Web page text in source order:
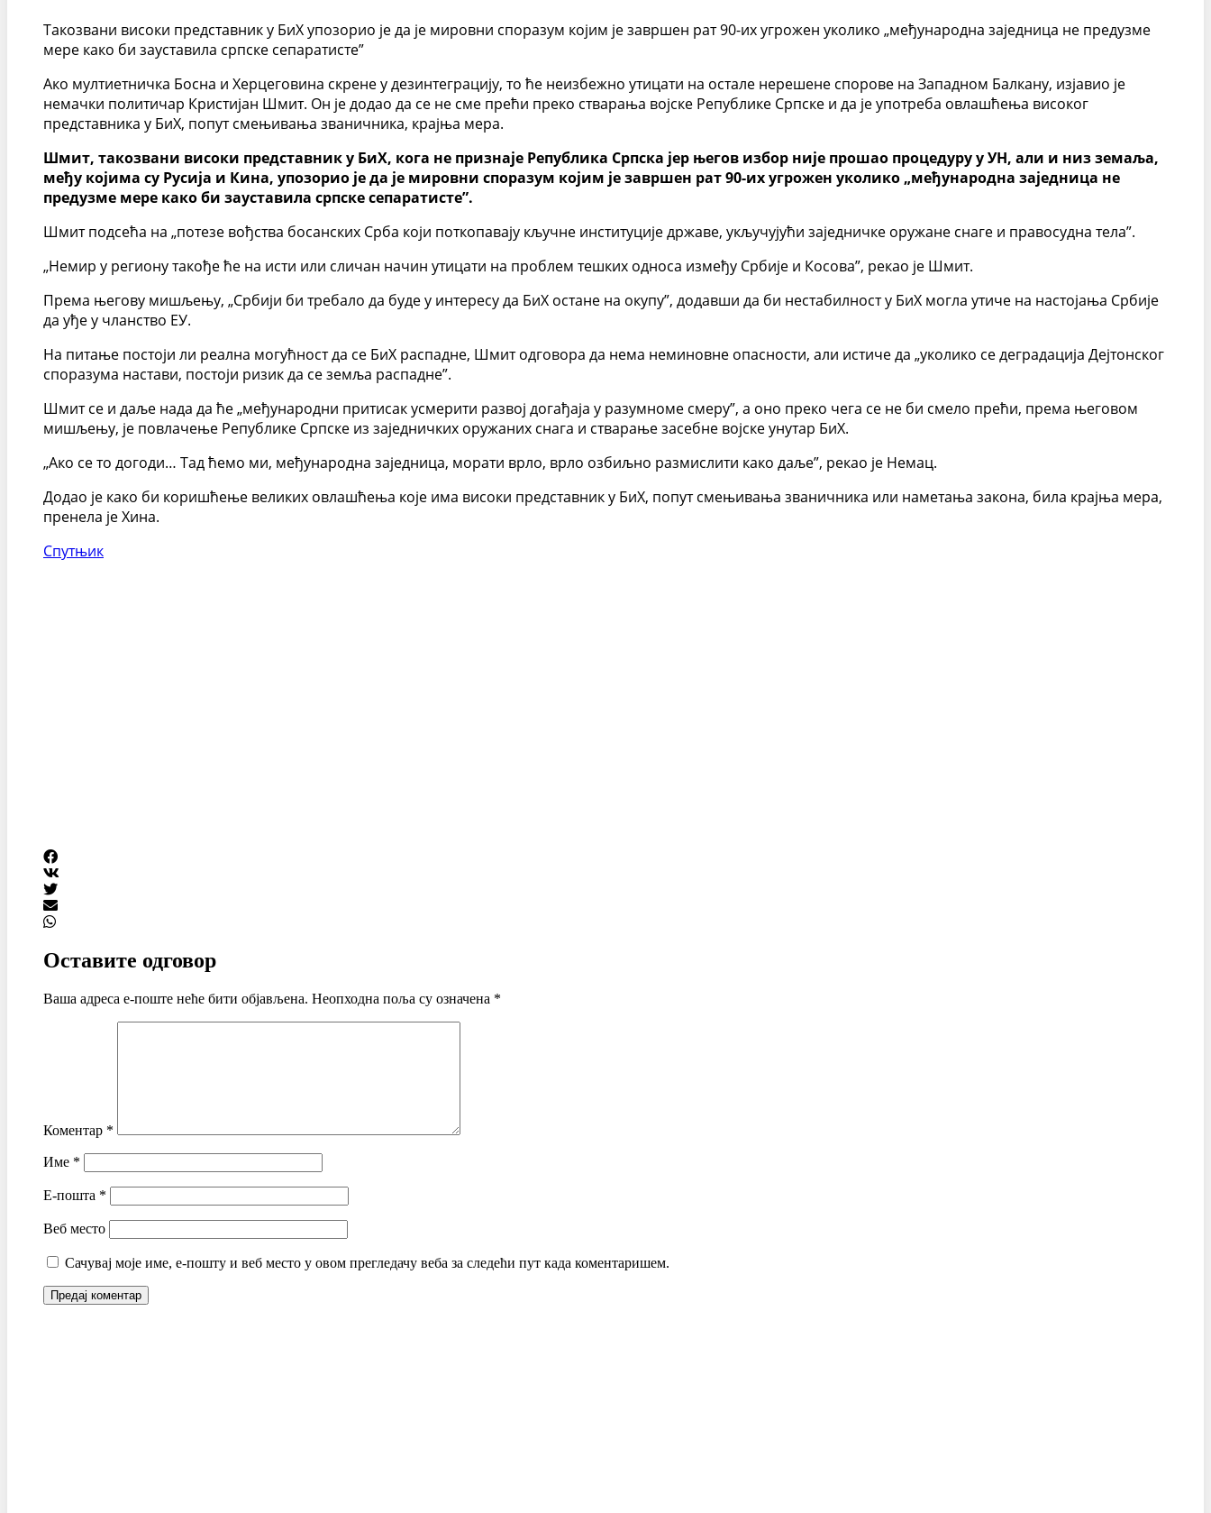
Такозвани високи представник у БиХ упозорио је да је мировни споразум којим је завршен рат 90-их угрожен уколико „међународна заједница не предузме
мере како би зауставила српске сепаратисте”
Ако мултиетничка Босна и Херцеговина скрене у дезинтеграцију, то ће неизбежно утицати на остале нерешене спорове на Западном Балкану, изјавио је
немачки политичар Кристијан Шмит. Он је додао да се не сме прећи преко стварања војске Републике Српске и да је употреба овлашћења високог
представника у БиХ, попут смењивања званичника, крајња мера.
Шмит, такозвани високи представник у БиХ, кога не признаје Република Српска јер његов избор није прошао процедуру у УН, али и низ земаља,
међу којима су Русија и Кина, упозорио је да је мировни споразум којим је завршен рат 90-их угрожен уколико „међународна заједница не
предузме мере како би зауставила српске сепаратисте”.
Шмит подсећа на „потезе вођства босанских Срба који поткопавају кључне институције државе, укључујући заједничке оружане снаге и правосудна тела”.
„Немир у региону такође ће на исти или сличан начин утицати на проблем тешких односа између Србије и Косова”, рекао је Шмит.
Према његову мишљењу, „Србији би требало да буде у интересу да БиХ остане на окупу”, додавши да би нестабилност у БиХ могла утиче на настојања Србије
да уђе у чланство ЕУ.
На питање постоји ли реална могућност да се БиХ распадне, Шмит одговора да нема неминовне опасности, али истиче да „уколико се деградација Дејтонског
споразума настави, постоји ризик да се земља распадне”.
Шмит се и даље нада да ће „међународни притисак усмерити развој догађаја у разумноме смеру”, а оно преко чега се не би смело прећи, према његовом
мишљењу, је повлачење Републике Српске из заједничких оружаних снага и стварање засебне војске унутар БиХ.
„Ако се то догоди… Тад ћемо ми, међународна заједница, морати врло, врло озбиљно размислити како даље”, рекао је Немац.
Додао је како би коришћење великих овлашћења које има високи представник у БиХ, попут смењивања званичника или наметања закона, била крајња мера,
пренела је Хина.
Спутњик
Оставите одговор
Ваша адреса е-поште неће бити објављена. Неопходна поља су означена *
Коментар *
Име *
Е-пошта *
Веб место
Сачувај моје име, е-пошту и веб место у овом прегледачу веба за следећи пут када коментаришем.